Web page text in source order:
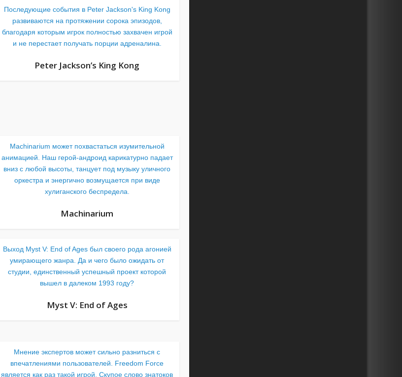
Последующие события в Peter Jackson's King Kong
развиваются на протяжении сорока эпизодов,
благодаря которым игрок полностью захвачен игрой
и не перестает получать порции адреналина.
Peter Jackson’s King Kong
Machinarium может похвастаться изумительной
анимацией. Наш герой-андроид карикатурно падает
вниз с любой высоты, танцует под музыку уличного
оркестра и энергично возмущается при виде
хулиганского беспредела.
Machinarium
Выход Myst V: End of Ages был своего рода агонией
умирающего жанра. Да и чего было ожидать от
студии, единственный успешный проект которой
вышел в далеком 1993 году?
Myst V: End of Ages
Мнение экспертов может сильно разниться с
впечатлениями пользователей. Freedom Force
является как раз такой игрой. Скупое слово знатоков